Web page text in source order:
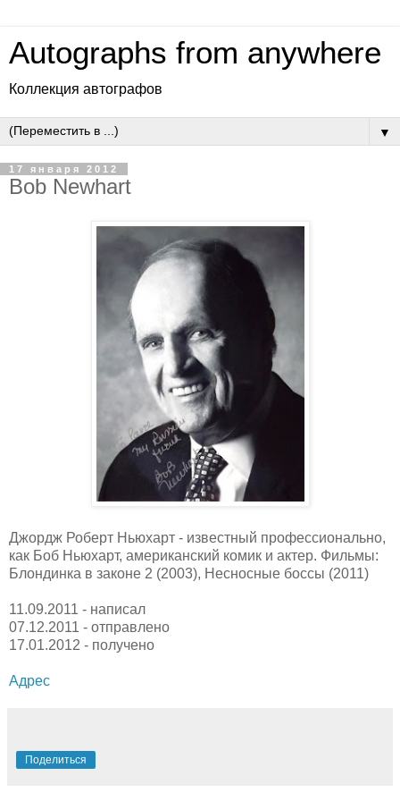
Autographs from anywhere
Коллекция автографов
▼
17 января 2012
Bob Newhart
Джордж Роберт Ньюхарт - известный профессионально,
как Боб Ньюхарт, американский комик и актер. Фильмы:
Блондинка в законе 2 (2003), Несносные боссы (2011)
11.09.2011 - написал
07.12.2011 - отправлено
17.01.2012 - получено
Адрес
Поделиться